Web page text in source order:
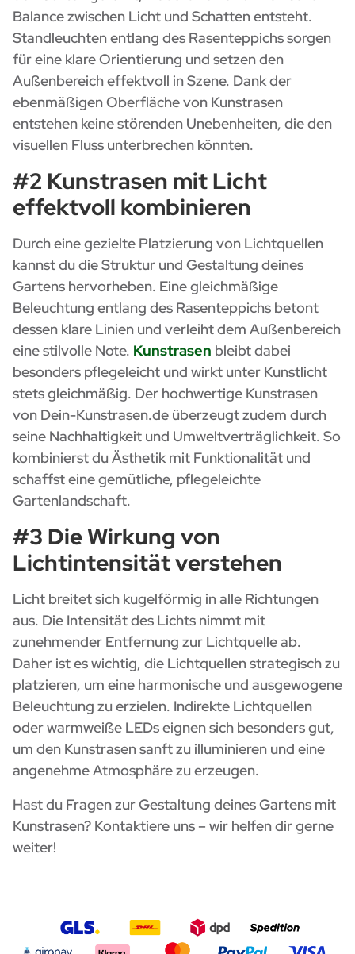
Balance zwischen Licht und Schatten entsteht.
Standleuchten entlang des Rasenteppichs sorgen
für eine klare Orientierung und setzen den
Außenbereich effektvoll in Szene. Dank der
ebenmäßigen Oberfläche von Kunstrasen
entstehen keine störenden Unebenheiten, die den
visuellen Fluss unterbrechen könnten.
#2 Kunstrasen mit Licht
effektvoll kombinieren
Durch eine gezielte Platzierung von Lichtquellen
kannst du die Struktur und Gestaltung deines
Gartens hervorheben. Eine gleichmäßige
Beleuchtung entlang des Rasenteppichs betont
dessen klare Linien und verleiht dem Außenbereich
eine stilvolle Note. Kunstrasen bleibt dabei
besonders pflegeleicht und wirkt unter Kunstlicht
stets gleichmäßig. Der hochwertige Kunstrasen
von Dein-Kunstrasen.de überzeugt zudem durch
seine Nachhaltigkeit und Umweltverträglichkeit. So
kombinierst du Ästhetik mit Funktionalität und
schaffst eine gemütliche, pflegeleichte
Gartenlandschaft.
#3 Die Wirkung von
Lichtintensität verstehen
Licht breitet sich kugelförmig in alle Richtungen
aus. Die Intensität des Lichts nimmt mit
zunehmender Entfernung zur Lichtquelle ab.
Daher ist es wichtig, die Lichtquellen strategisch zu
platzieren, um eine harmonische und ausgewogene
Beleuchtung zu erzielen. Indirekte Lichtquellen
oder warmweiße LEDs eignen sich besonders gut,
um den Kunstrasen sanft zu illuminieren und eine
angenehme Atmosphäre zu erzeugen.
Hast du Fragen zur Gestaltung deines Gartens mit
Kunstrasen? Kontaktiere uns – wir helfen dir gerne
weiter!